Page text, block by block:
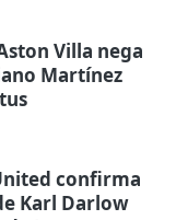
Villa nega
Martínez
confirma
Karl Darlow